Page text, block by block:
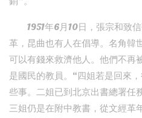
1951年6月10日，張宗和致
革，昆曲也有人在倡導。名角韓
可以有錢來救濟他人。他們不再
是國民的教員。“四姐若是回來
些事。二姐已到北京出書總署任
三姐仍是在附中教書，從文經革